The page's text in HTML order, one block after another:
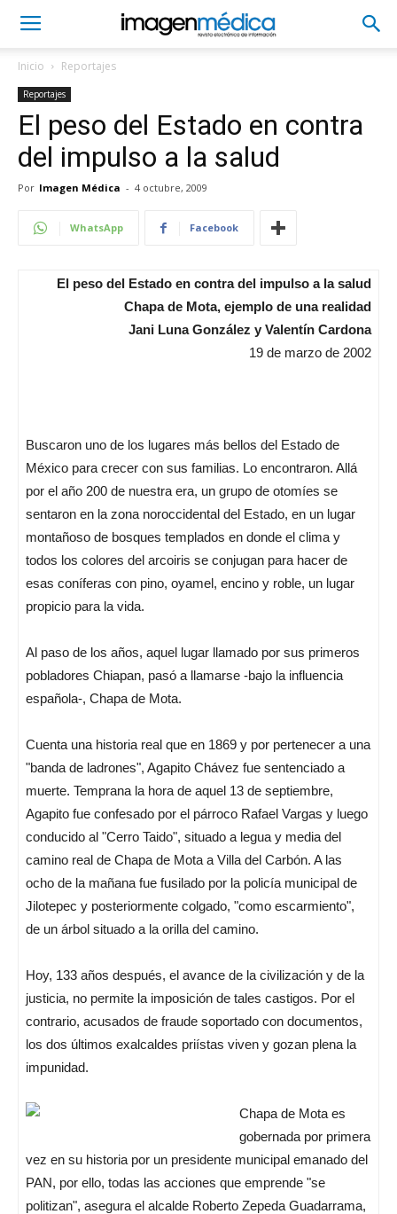
Inicio Reportajes
Reportajes
El peso del Estado en contra
del impulso a la salud
Por Imagen Médica - 4 octubre, 2009
WhatsApp Facebook
El peso del Estado en contra del impulso a la salud
Chapa de Mota, ejemplo de una realidad
Jani Luna González y Valentín Cardona
19 de marzo de 2002
Buscaron uno de los lugares más bellos del Estado de
México para crecer con sus familias. Lo encontraron. Allá
por el año 200 de nuestra era, un grupo de otomíes se
sentaron en la zona noroccidental del Estado, en un lugar
montañoso de bosques templados en donde el clima y
todos los colores del arcoiris se conjugan para hacer de
esas coníferas con pino, oyamel, encino y roble, un lugar
propicio para la vida.
Al paso de los años, aquel lugar llamado por sus primeros
pobladores Chiapan, pasó a llamarse -bajo la influencia
española-, Chapa de Mota.
Cuenta una historia real que en 1869 y por pertenecer a una
"banda de ladrones", Agapito Chávez fue sentenciado a
muerte. Temprana la hora de aquel 13 de septiembre,
Agapito fue confesado por el párroco Rafael Vargas y luego
conducido al "Cerro Taido", situado a legua y media del
camino real de Chapa de Mota a Villa del Carbón. A las
ocho de la mañana fue fusilado por la policía municipal de
Jilotepec y posteriormente colgado, "como escarmiento",
de un árbol situado a la orilla del camino.
Hoy, 133 años después, el avance de la civilización y de la
justicia, no permite la imposición de tales castigos. Por el
contrario, acusados de fraude soportado con documentos,
los dos últimos exalcaldes priístas viven y gozan plena la
impunidad.
Chapa de Mota es
gobernada por primera
vez en su historia por un presidente municipal emanado del
PAN, por ello, todas las acciones que emprende "se
politizan", asegura el alcalde Roberto Zepeda Guadarrama,